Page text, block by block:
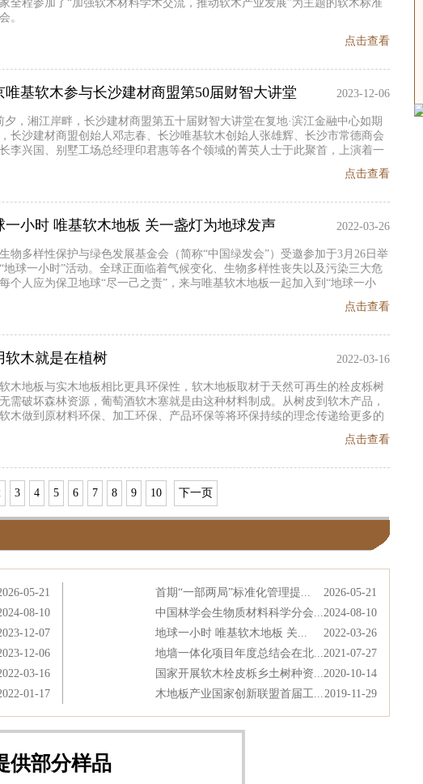
全程参加了“加强软木材料学术交流，推动软木产业发展”为主题的软木标准
。
点击查看
2023-12-06
唯基软木参与长沙建材商盟第50届财智大讲堂
夕，湘江岸畔，长沙建材商盟第五十届财智大讲堂在复地·滨江金融中心如期
长沙建材商盟创始人邓志春、长沙唯基软木创始人张雄辉、长沙市常德商会
李兴国、别墅工场总经理印君惠等各个领域的菁英人士于此聚首，上演着一
情下长沙传统建材如何稳健经营的思潮碰撞，共探建材行业发展风向，湖南长
点击查看
2022-03-26
一小时 唯基软木地板 关一盏灯为地球发声
物多样性保护与绿色发展基金会（简称“中国绿发会”）受邀参加于3月26日举
地球一小时”活动。全球正面临着气候变化、生物多样性丧失以及污染三大危
个人应为保卫地球“尽一己之责”，来与唯基软木地板一起加入到“地球一小
点击查看
2022-03-16
软木就是在植树
木地板与实木地板相比更具环保性，软木地板取材于天然可再生的栓皮栎树
需破坏森林资源，葡萄酒软木塞就是由这种材料制成。从树皮到软木产品，
木做到原材料环保、加工环保、产品环保等将环保持续的理念传递给更多的
点击查看
3 4 5 6 7 8 9 10 下一页
05-21
08-10
12-07
12-06
03-16
01-17
2026-05-21
首期“一部两局”标准化管理提...
2024-08-10
中国林学会生物质材料科学分会...
2022-03-26
地球一小时 唯基软木地板 关...
2021-07-27
地墙一体化项目年度总结会在北...
2020-10-14
国家开展软木栓皮栎乡土树种资...
2019-11-29
木地板产业国家创新联盟首届工...
供部分样品